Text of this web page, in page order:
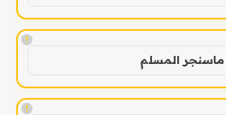
!
ماسنجر المسلم
!